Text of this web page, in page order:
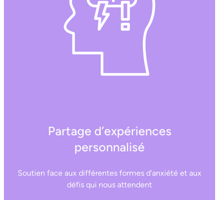
Partage d’expériences
personnalisé
Soutien face aux différentes formes d’anxiété et aux
défis qui nous attendent